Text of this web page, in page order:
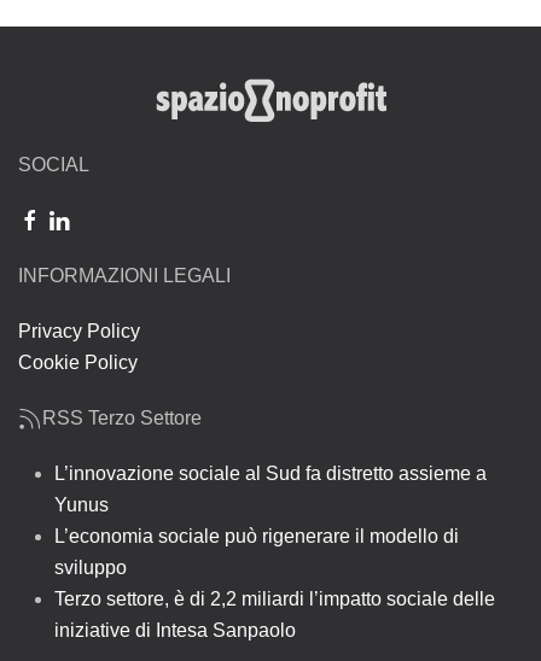
SOCIAL
INFORMAZIONI LEGALI
Privacy Policy
Cookie Policy
RSS Terzo Settore
L’innovazione sociale al Sud fa distretto assieme a
Yunus
L’economia sociale può rigenerare il modello di
sviluppo
Terzo settore, è di 2,2 miliardi l’impatto sociale delle
iniziative di Intesa Sanpaolo